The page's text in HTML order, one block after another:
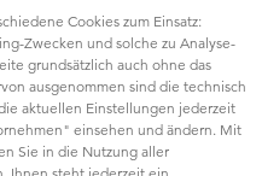
Cookies zum Einsatz:
Zwecken und solche zu Analyse-
grundsätzlich auch ohne das
ausgenommen sind die technisch
aktuellen Einstellungen jederzeit
einsehen und ändern. Mit
Sie in die Nutzung aller